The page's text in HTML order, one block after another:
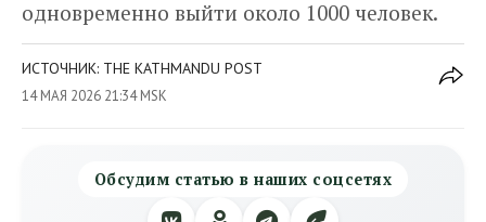
одновременно выйти около 1000 человек.
ИСТОЧНИК: THE KATHMANDU POST
14 МАЯ 2026 21:34 MSK
Обсудим статью в наших соцсетях